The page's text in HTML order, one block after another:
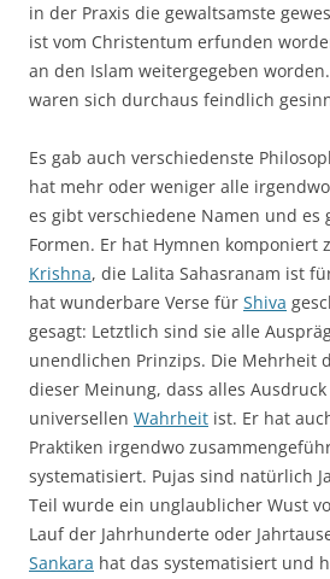
in der Praxis die gewaltsamste
ist vom Christentum erfunden
an den Islam weitergegeben
waren sich durchaus feindlich
Es gab auch verschiedenste
hat mehr oder weniger alle
es gibt verschiedene Namen und es
Formen. Er hat Hymnen komponiert
Krishna, die Lalita Sahasranam ist
hat wunderbare Verse für Shiva
gesagt: Letztlich sind sie alle
unendlichen Prinzips. Die Mehrheit
dieser Meinung, dass alles
universellen Wahrheit ist. Er hat
Praktiken irgendwo
systematisiert. Pujas sind natürlich
Teil wurde ein unglaublicher Wust
Lauf der Jahrhunderte oder
Sankara hat das systematisiert und